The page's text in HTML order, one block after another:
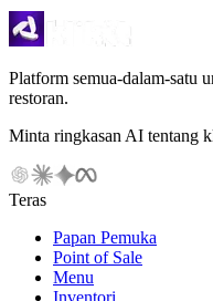
Platform semua-dalam-satu
restoran.
Minta ringkasan AI tentang
Teras
Papan Pemuka
Point of Sale
Menu
Inventori